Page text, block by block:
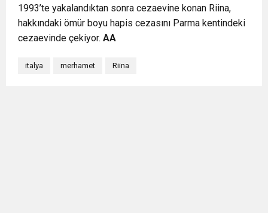
1993’te yakalandıktan sonra cezaevine konan Riina,
hakkındaki ömür boyu hapis cezasını Parma kentindeki
cezaevinde çekiyor. AA
italya merhamet Riina